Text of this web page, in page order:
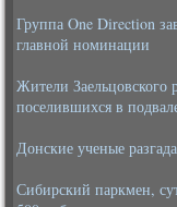
Группа One Direction
главной номинации
Жители Заельцовского
поселившихся в
Донские ученые
Сибирский паркмен,